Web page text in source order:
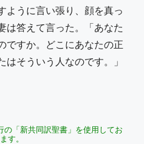
ように言い張り、顔を真っ
は答えて言った。「あなた
ですか。どこにあなたの正
そういう人なのです。」
「新共同訳聖書」を使用してお
す。